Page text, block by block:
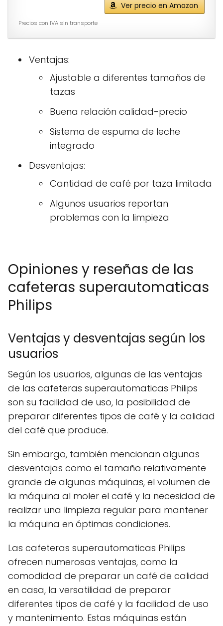
Ver precio en Amazon
Precios con IVA sin transporte
Ventajas:
Ajustable a diferentes tamaños de
tazas
Buena relación calidad-precio
Sistema de espuma de leche
integrado
Desventajas:
Cantidad de café por taza limitada
Algunos usuarios reportan
problemas con la limpieza
Opiniones y reseñas de las
cafeteras superautomaticas
Philips
Ventajas y desventajas según los
usuarios
Según los usuarios, algunas de las ventajas
de las cafeteras superautomaticas Philips
son su facilidad de uso, la posibilidad de
preparar diferentes tipos de café y la calidad
del café que produce.
Sin embargo, también mencionan algunas
desventajas como el tamaño relativamente
grande de algunas máquinas, el volumen de
la máquina al moler el café y la necesidad de
realizar una limpieza regular para mantener
la máquina en óptimas condiciones.
Las cafeteras superautomaticas Philips
ofrecen numerosas ventajas, como la
comodidad de preparar un café de calidad
en casa, la versatilidad de preparar
diferentes tipos de café y la facilidad de uso
y mantenimiento. Estas máquinas están